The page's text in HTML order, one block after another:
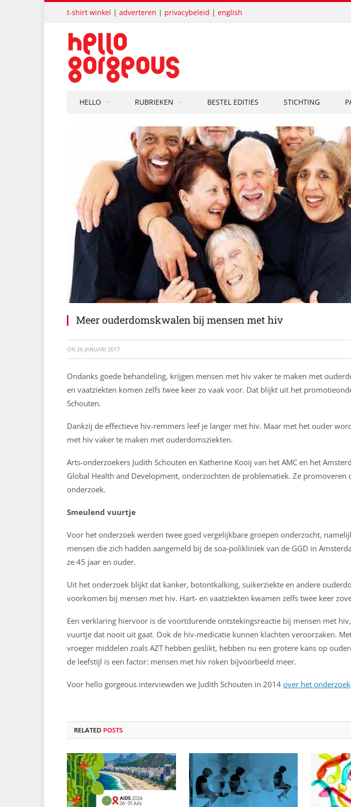
t-shirt winkel | adverteren | privacybeleid | english
HELLO RUBRIEKEN BESTEL EDITIES STICHTING
Meer ouderdomskwalen bij mensen met hiv
ON 26 JANUARI 2017
Ondanks goede behandeling, krijgen mensen met hiv vaker te maken met
en vaatziekten komen zelfs twee keer zo vaak voor. Dat blijkt uit het
Schouten.
Dankzij de effectieve hiv-remmers leef je langer met hiv. Maar met het ouder
met hiv vaker te maken met ouderdomsziekten.
Arts-onderzoekers Judith Schouten en Katherine Kooij van het AMC en het
Global Health and Development, onderzochten de problematiek. Ze promoveren
onderzoek.
Smeulend vuurtje
Voor het onderzoek werden twee goed vergelijkbare groepen onderzocht,
mensen die zich hadden aangemeld bij de soa-polikliniek van de GGD in
ze 45 jaar en ouder.
Uit het onderzoek blijkt dat kanker, botontkalking, suikerziekte en andere
voorkomen bij mensen met hiv. Hart- en vaatziekten kwamen zelfs twee keer
Een verklaring hiervoor is de voortdurende ontstekingsreactie bij mensen met
vuurtje dat nooit uit gaat. Ook de hiv-medicatie kunnen klachten veroorzaken.
vroeger middelen zoals AZT hebben geslikt, hebben nu een grotere kans op
de leefstijl is een factor: mensen met hiv roken bijvoorbeeld meer.
Voor hello gorgeous interviewden we Judith Schouten in 2014 over het onderzoek
RELATED POSTS